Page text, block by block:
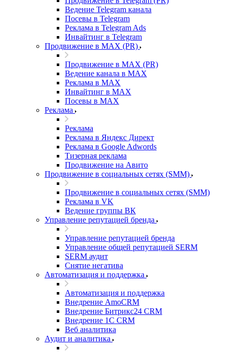
Ведение Telegram канала
Посевы в Telegram
Реклама в Telegram Ads
Инвайтинг в Telegram
Продвижение в MAX (PR)
Продвижение в MAX (PR)
Ведение канала в MAX
Реклама в MAX
Инвайтинг в MAX
Посевы в MAX
Реклама
Реклама
Реклама в Яндекс Директ
Реклама в Google Adwords
Тизерная реклама
Продвижение на Авито
Продвижение в социальных сетях (SMM)
Продвижение в социальных сетях (SMM)
Реклама в VK
Ведение группы ВК
Управление репутацией бренда
Управление репутацией бренда
Управление общей репутацией SERM
SERM аудит
Снятие негатива
Автоматизация и поддержка
Автоматизация и поддержка
Внедрение AmoCRM
Внедрение Битрикс24 CRM
Внедрение 1C CRM
Веб аналитика
Аудит и аналитика